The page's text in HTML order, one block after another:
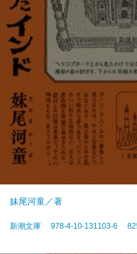
妹尾河童／著
新潮文庫 978-4-10-131103-6